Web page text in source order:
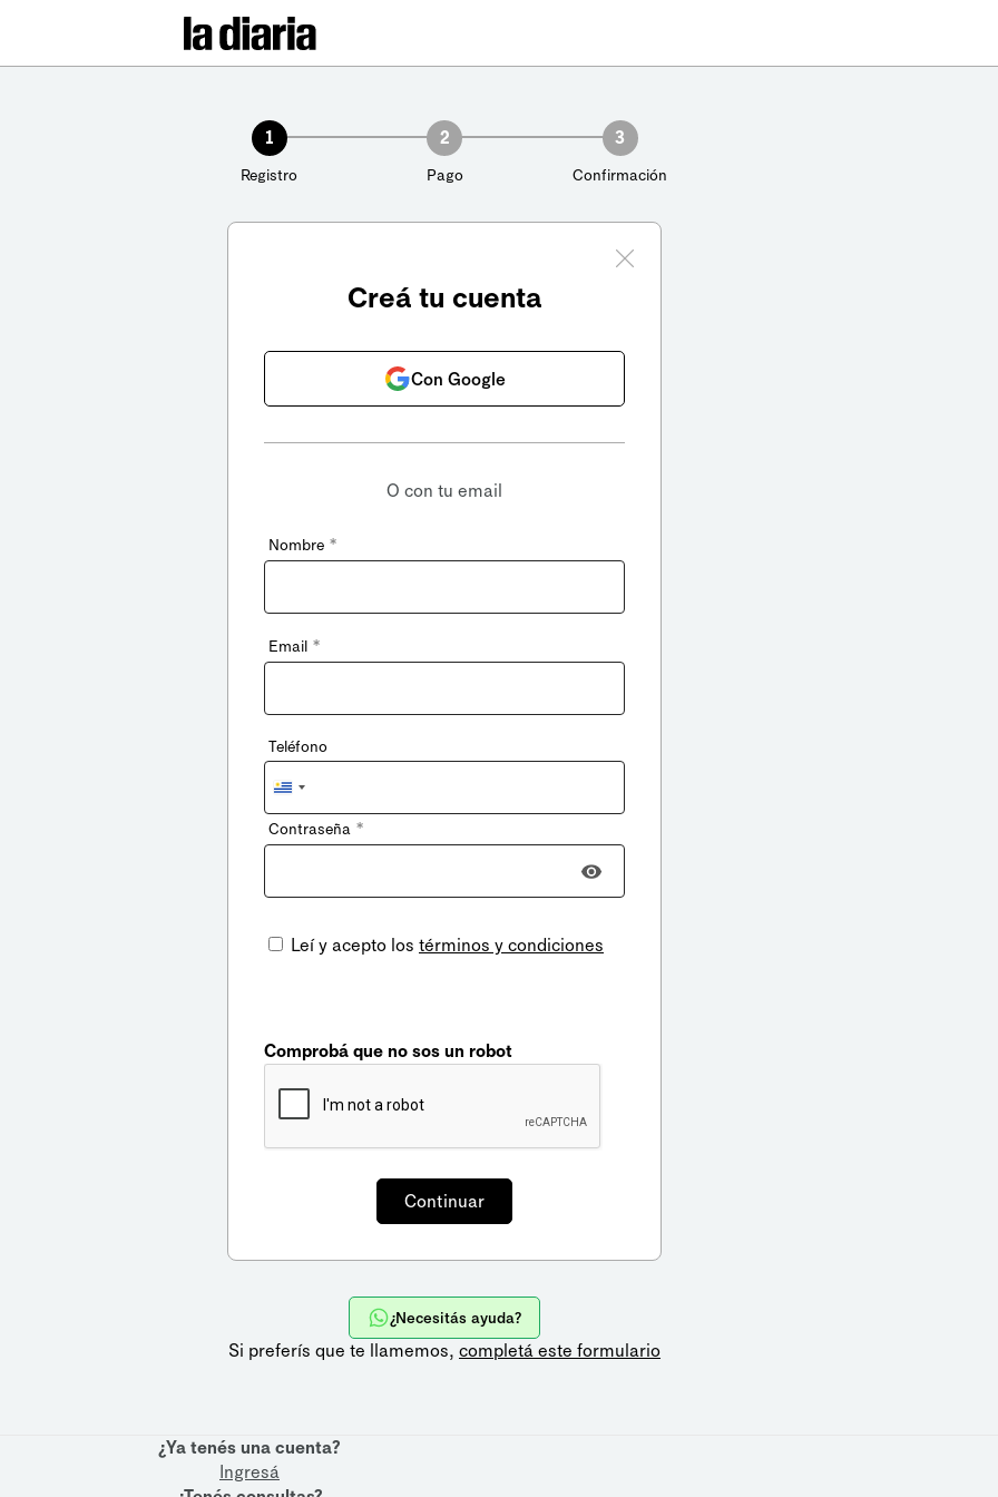
1
Registro
2
Pago
3
Confirmación
Creá tu cuenta
Con Google
O con tu email
Nombre *
Email *
Teléfono
Uruguay
+598
Contraseña *
Leí y acepto los términos y condiciones
Comprobá que no sos un robot
¿Necesitás ayuda?
Si preferís que te llamemos, completá este formulario
¿Ya tenés una cuenta?
Ingresá